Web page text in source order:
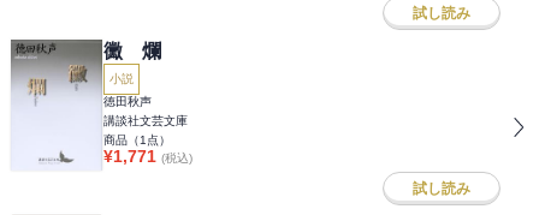
試し読み
黴 爛
小説
徳田秋声
講談社文芸文庫
商品（1 点）
¥1,771 (税込)
試し読み